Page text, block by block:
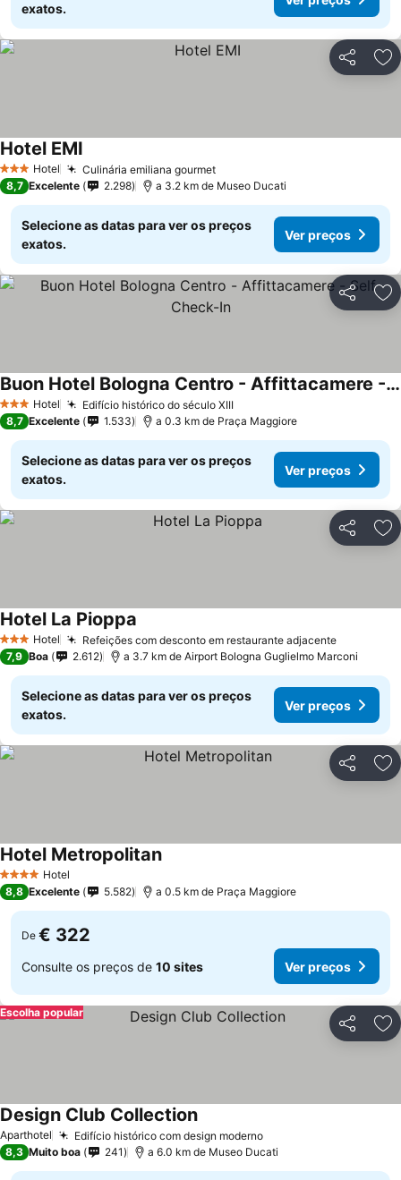
exatos.
Partilhar
3 EstrelasHotel Culinária emiliana gourmet
Hotel EMI
8,7 Excelente 2.298 a 3.2 km de Museo Ducati
Selecione as datas para ver os preços
exatos.
Ver preços
Partilhar
3 EstrelasHotel Edifício histórico do século XIII
Buon Hotel Bologna Centro - Affittacamere - Self Check-In
8,7 Excelente 1.533 a 0.3 km de Praça Maggiore
Selecione as datas para ver os preços
exatos.
Ver preços
Partilhar
3 EstrelasHotel Refeições com desconto em restaurante adjacente
Hotel La Pioppa
7,9 Boa 2.612 a 3.7 km de Airport Bologna Guglielmo Marconi
Selecione as datas para ver os preços
exatos.
Ver preços
Partilhar
4 EstrelasHotel
Hotel Metropolitan
8,8 Excelente 5.582 a 0.5 km de Praça Maggiore
De € 322
Consulte os preços de 10 sites Ver preços
Partilhar
Escolha popular
Aparthotel Edifício histórico com design moderno
Design Club Collection
8,3 Muito boa 241 a 6.0 km de Museo Ducati